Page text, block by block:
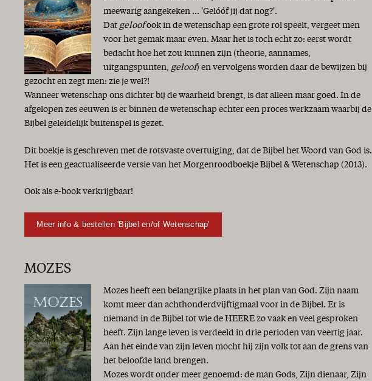
meewarig aangekeken ... 'Gelóóf jij dat nog?'.
Dat geloofook in de wetenschap een grote rol speelt, vergeet men
voor het gemak maar even. Maar het is toch echt zo: eerst wordt
bedacht hoe het zou kunnen zijn (theorie, aannames,
uitgangspunten, geloof) en vervolgens worden daar de bewijzen bij
gezocht en zegt men: zie je wel?!
Wanneer wetenschap ons dichter bij de waarheid brengt, is dat alleen maar goed. In de
afgelopen zes eeuwen is er binnen de wetenschap echter een proces werkzaam waarbij de
Bijbel geleidelijk buitenspel is gezet.
Dit boekje is geschreven met de rotsvaste overtuiging, dat de Bijbel het Woord van God is.
Het is een geactualiseerde versie van het Morgenroodboekje Bijbel & Wetenschap (2013).
Ook als e-book verkrijgbaar!
Meer info & bestellen 'Bijbel en/of Wetenschap'
MOZES
Mozes heeft een belangrijke plaats in het plan van God. Zijn naam
komt meer dan achthonderdvijftigmaal voor in de Bijbel. Er is
niemand in de Bijbel tot wie de HEERE zo vaak en veel gesproken
heeft. Zijn lange leven is verdeeld in drie perioden van veertig jaar.
Aan het einde van zijn leven mocht hij zijn volk tot aan de grens van
het beloofde land brengen.
Mozes wordt onder meer genoemd: de man Gods, Zijn dienaar, Zijn